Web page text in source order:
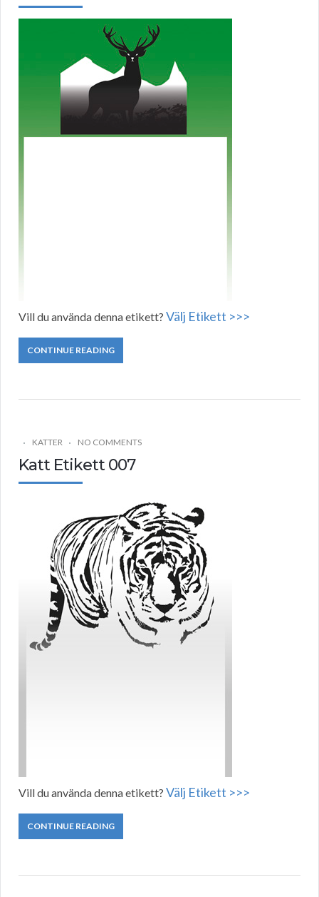
Vill du använda denna etikett? Välj Etikett >>>
CONTINUE READING
KATTER NO COMMENTS
Katt Etikett 007
Vill du använda denna etikett? Välj Etikett >>>
CONTINUE READING